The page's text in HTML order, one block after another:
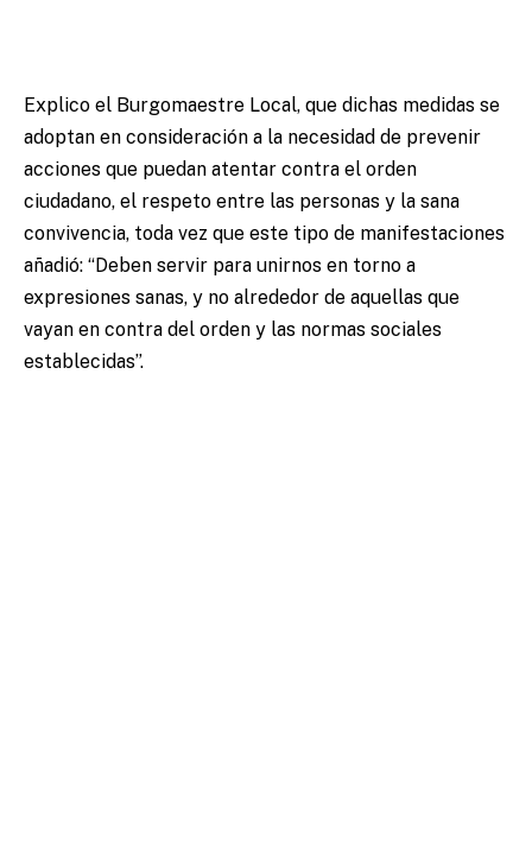
Explico el Burgomaestre Local, que dichas medidas se
adoptan en consideración a la necesidad de prevenir
acciones que puedan atentar contra el orden
ciudadano, el respeto entre las personas y la sana
convivencia, toda vez que este tipo de manifestaciones
añadió: “Deben servir para unirnos en torno a
expresiones sanas, y no alrededor de aquellas que
vayan en contra del orden y las normas sociales
establecidas”.